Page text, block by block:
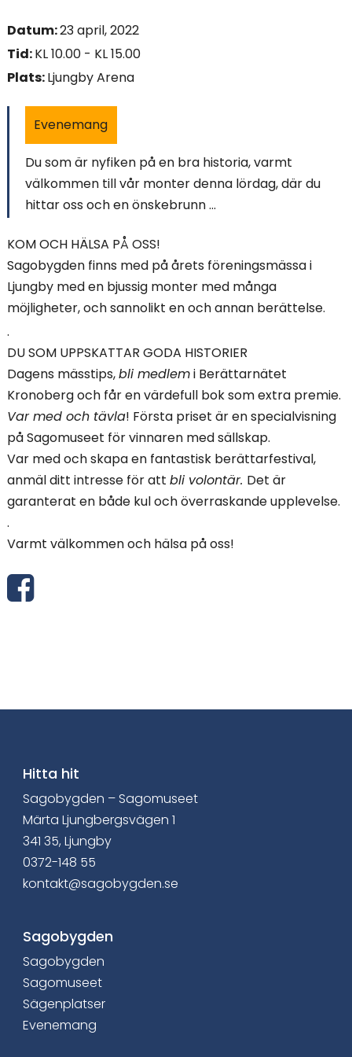
n
n
e
Datum:23 april, 2022
Tid:KL 10.00 - KL 15.00
Plats:Ljungby Arena
Evenemang
Du som är nyfiken på en bra historia, varmt
välkommen till vår monter denna lördag, där du
hittar oss och en önskebrunn ...
KOM OCH HÄLSA PÅ OSS!
Sagobygden finns med på årets föreningsmässa i
Ljungby med en bjussig monter med många
möjligheter, och sannolikt en och annan berättelse.
.
DU SOM UPPSKATTAR GODA HISTORIER
Dagens mässtips,bli medlemi Berättarnätet
Kronoberg och får en värdefull bok som extra premie.
Var med och tävla! Första priset är en specialvisning
på Sagomuseet för vinnaren med sällskap.
Var med och skapa en fantastisk berättarfestival,
anmäl ditt intresse för att bli volontär. Det är
garanterat en både kul och överraskande upplevelse.
.
Varmt välkommen och hälsa på oss!
D
v
a
F
a
c
b
o
o
k
Hitta hit
Sagobygden – Sagomuseet
Märta Ljungbergsvägen 1
341 35, Ljungby
0372-148 55
kontakt@sagobygden.se
Sagobygden
Sagobygden
Sagomuseet
Sägenplatser
Evenemang